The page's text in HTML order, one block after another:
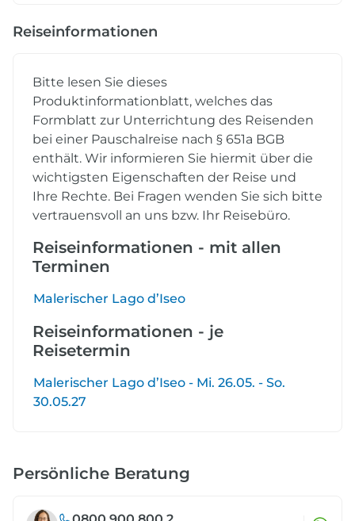
Reiseinformationen
Bitte lesen Sie dieses
Produktinformationblatt, welches das
Formblatt zur Unterrichtung des Reisenden
bei einer Pauschalreise nach § 651a BGB
enthält. Wir informieren Sie hiermit über die
wichtigsten Eigenschaften der Reise und
Ihre Rechte. Bei Fragen wenden Sie sich bitte
vertrauensvoll an uns bzw. Ihr Reisebüro.
Reiseinformationen - mit allen
Terminen
Malerischer Lago d’Iseo
Reiseinformationen - je
Reisetermin
Malerischer Lago d’Iseo - Mi. 26.05. - So.
30.05.27
Persönliche Beratung